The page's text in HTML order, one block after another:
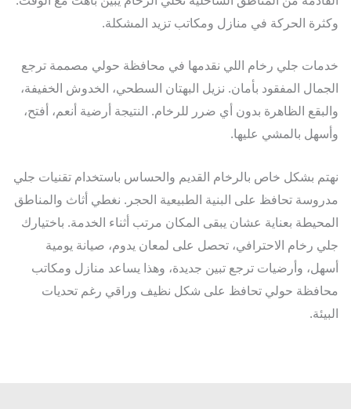
الحركة في منازل ومكاتب تزيد المشكلة.
جلي رخام اللي نقدمها في محافظة حولي مصممة ترجع
المفقود بأمان. نزيل البهتان السطحي، الخدوش الخفيفة،
الظاهرة بدون أي ضرر للرخام. النتيجة أرضية أنعم، أفتح،
بالمشي عليها.
بشكل خاص بالرخام القديم والحساس باستخدام تقنيات جلي
تحافظ على البنية الطبيعية الحجر. نغطي أثاث والمناطق
بعناية عشان يبقى المكان مرتب أثناء الخدمة. باختيارك
رخام الاحترافي، تحصل على لمعان يدوم، صيانة يومية
وأرضيات ترجع تبين جديدة، وهذا يساعد منازل ومكاتب
حولي تحافظ على شكل نظيف وراقي رغم تحديات